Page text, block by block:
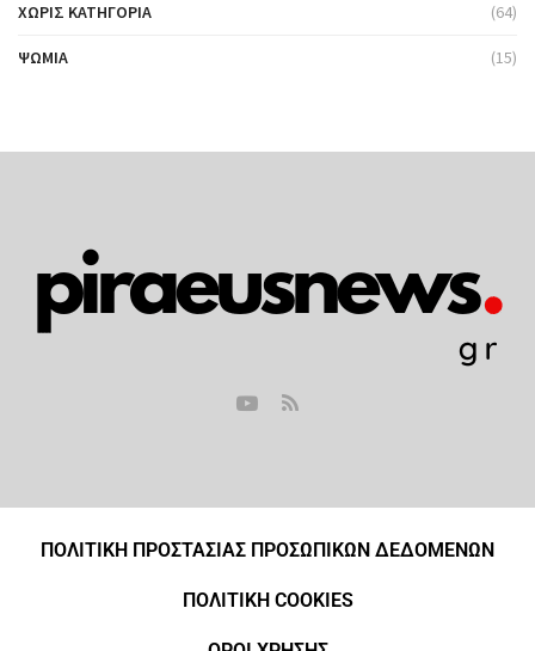
ΧΩΡΊΣ ΚΑΤΗΓΟΡΊΑ (64)
ΨΩΜΙΆ (15)
ΠΟΛΙΤΙΚΗ ΠΡΟΣΤΑΣΙΑΣ ΠΡΟΣΩΠΙΚΩΝ ΔΕΔΟΜΕΝΩΝ
ΠΟΛΙΤΙΚΗ COOKIES